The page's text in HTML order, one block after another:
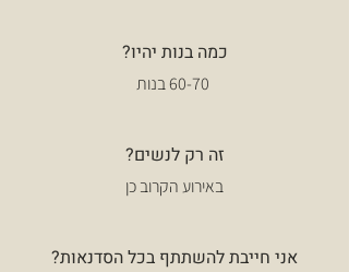
כמה בנות יהיו?
זה רק לנשים?
באירוע הקרוב כן
אני חייבת להשתתף בכל הסדנאות?